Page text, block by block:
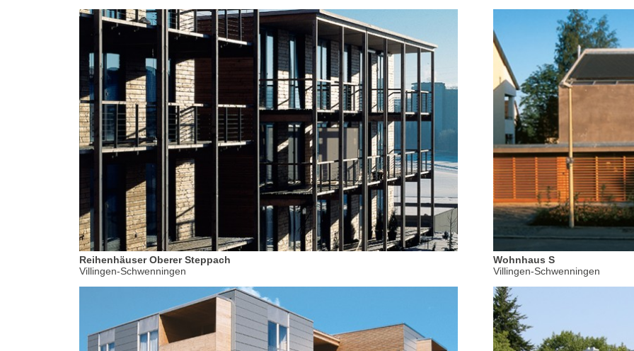
Reihenhäuser Oberer Steppach
Villingen-Schwenningen
Wohnhaus S
Villingen-Schwenningen